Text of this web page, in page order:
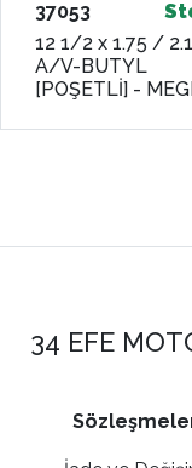
37053
12 1/2 x 1.75 /
A/V-BUTYL
[POŞETLİ] -
34 EFE